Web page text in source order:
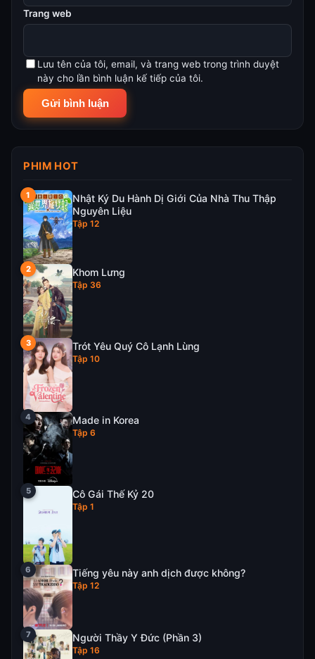
Trang web
Lưu tên của tôi, email, và trang web trong trình duyệt
này cho lần bình luận kế tiếp của tôi.
PHIM HOT
Nhật Ký Du Hành Dị Giới Của Nhà Thu Thập
Nguyên Liệu
Tập 12
Khom Lưng
Tập 36
Trót Yêu Quý Cô Lạnh Lùng
Tập 10
Made in Korea
Tập 6
Cô Gái Thế Kỷ 20
Tập 1
Tiếng yêu này anh dịch được không?
Tập 12
Người Thầy Y Đức (Phần 3)
Tập 16